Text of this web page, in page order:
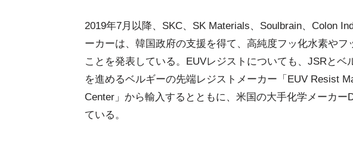
2019年7月以降、SKC、SK Materials、Soulbrain、Colon
ーカーは、韓国政府の支援を得て、高純度フッ化水素や
ことを発表している。EUVレジストについても、JSRとベ
を進めるベルギーの先端レジストメーカー「EUV Resist
Center」から輸入するとともに、米国の大手化学メーカー
ている。